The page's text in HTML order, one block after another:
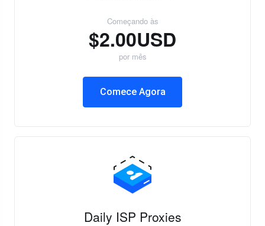
Começando às
$2.00USD
por mês
Comece Agora
Daily ISP Proxies